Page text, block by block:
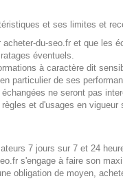
et ses limites et
du-seo.fr et que les
éventuels.
à caractère dit
particulier de ses
ne seront pas
et d'usages en
7 jours sur 7 et 24
s'engage à faire son
obligation de moyen,